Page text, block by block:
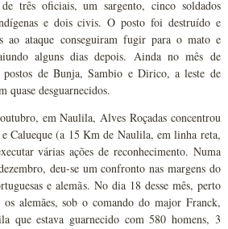
três oficiais, um sargento, cinco soldados
e dois civis. O posto foi destruído e
ao ataque conseguiram fugir para o mato e
alguns dias depois. Ainda no mês de
postos de Bunja, Sambio e Dirico, a leste de
quase desguarnecidos.
em Naulila, Alves Roçadas concentrou
Calueque (a 15 Km de Naulila, em linha reta,
várias ações de reconhecimento. Numa
deu-se um confronto nas margens do
e alemãs. No dia 18 desse mês, perto
alemães, sob o comando do major Franck,
que estava guarnecido com 580 homens, 3